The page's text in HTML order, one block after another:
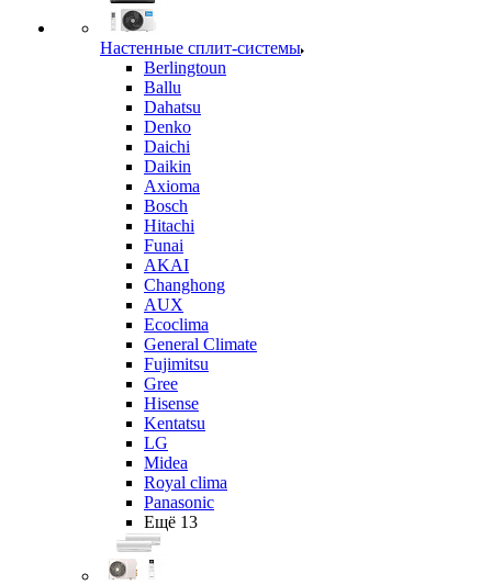
Настенные сплит-системы
Berlingtoun
Ballu
Dahatsu
Denko
Daichi
Daikin
Axioma
Bosch
Hitachi
Funai
AKAI
Changhong
AUX
Ecoclima
General Climate
Fujimitsu
Gree
Hisense
Kentatsu
LG
Midea
Royal clima
Panasonic
Ещё 13